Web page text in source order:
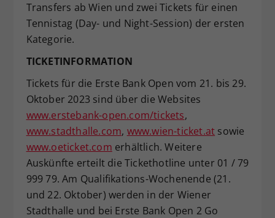
Transfers ab Wien und zwei Tickets für einen
Tennistag (Day- und Night-Session) der ersten
Kategorie.
TICKETINFORMATION
Tickets für die Erste Bank Open vom 21. bis 29.
Oktober 2023 sind über die Websites
www.erstebank-open.com/tickets,
www.stadthalle.com, www.wien-ticket.at sowie
www.oeticket.com erhältlich. Weitere
Auskünfte erteilt die Tickethotline unter 01 / 79
999 79. Am Qualifikations-Wochenende (21.
und 22. Oktober) werden in der Wiener
Stadthalle und bei Erste Bank Open 2 Go